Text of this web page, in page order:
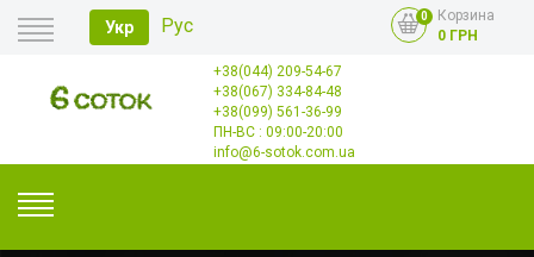
Укр Рус 0
Корзина
0 ГРН
Главная
Оплата
Доставка
+38(044) 209-54-67
+38(067) 334-84-48
+38(099) 561-36-99
ПН-ВС : 09:00-20:00
info@6-sotok.com.ua